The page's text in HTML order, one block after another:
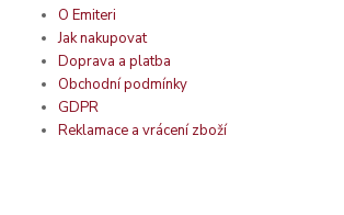
O Emiteri
Jak nakupovat
Doprava a platba
Obchodní podmínky
GDPR
Reklamace a vrácení zboží